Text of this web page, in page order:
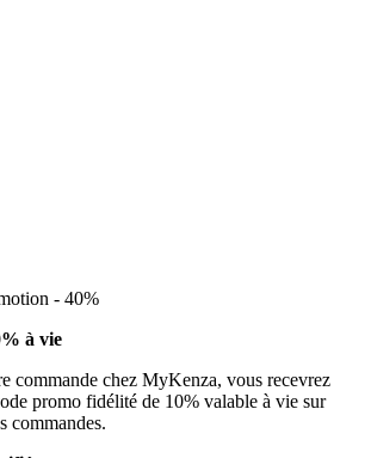
- 40%
à vie
commande chez MyKenza, vous recevrez
promo fidélité de 10% valable à vie sur
commandes.